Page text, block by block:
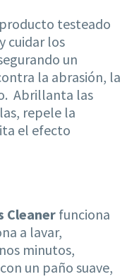
testeado
cuidar los
un
la abrasión, la
Abrillanta las
repele la
el efecto
Cleanerfunciona
a lavar,
minutos,
un paño suave,